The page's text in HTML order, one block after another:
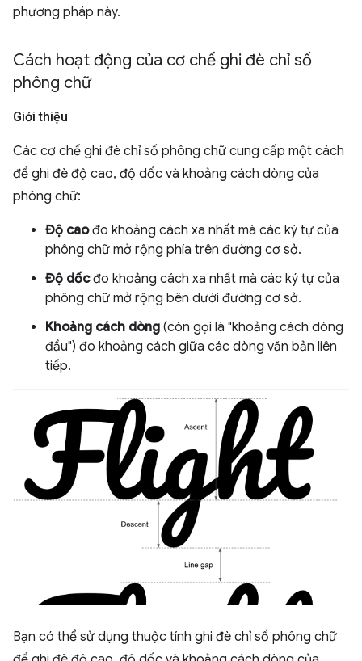
phương pháp này.
Cách hoạt động của cơ chế ghi đè chỉ số
phông chữ
Giới thiệu
Các cơ chế ghi đè chỉ số phông chữ cung cấp một cách
để ghi đè độ cao, độ dốc và khoảng cách dòng của
phông chữ:
Độ caođo khoảng cách xa nhất mà các ký tự của
phông chữ mở rộng phía trên đường cơ sở.
Độ dốcđo khoảng cách xa nhất mà các ký tự của
phông chữ mở rộng bên dưới đường cơ sở.
Khoảng cách dòng (còn gọi là "khoảng cách dòng
đầu") đo khoảng cách giữa các dòng văn bản liên
tiếp.
Bạn có thể sử dụng thuộc tính ghi đè chỉ số phông chữ